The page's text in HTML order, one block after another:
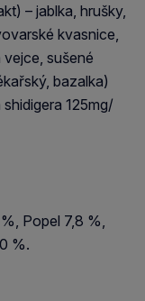
– jablka, hrušky,
kvasnice,
sušené
bazalka)
125mg/
Popel 7,8 %,
%.